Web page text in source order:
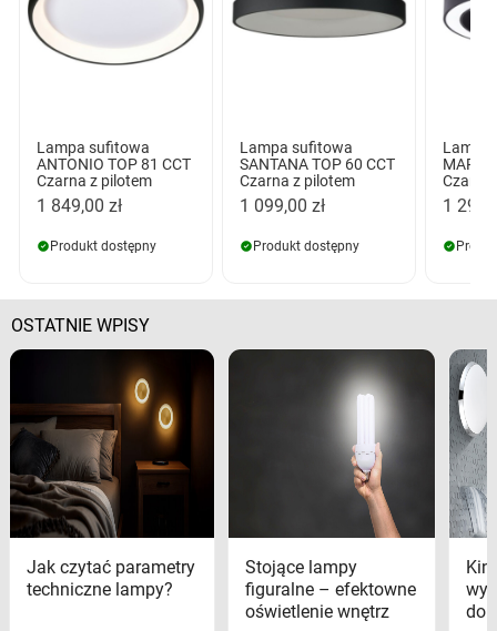
Lampa sufitowa
ANTONIO TOP 81 CCT
Czarna z pilotem
1 849,00 zł
Produkt dostępny
Lampa sufitowa
SANTANA TOP 60 CCT
Czarna z pilotem
1 099,00 zł
Produkt dostępny
Lampa
Czarna
1
OSTATNIE WPISY
Jak czytać parametry
techniczne lampy?
Stojące lampy
figuralne – efektowne
oświetlenie wnętrz